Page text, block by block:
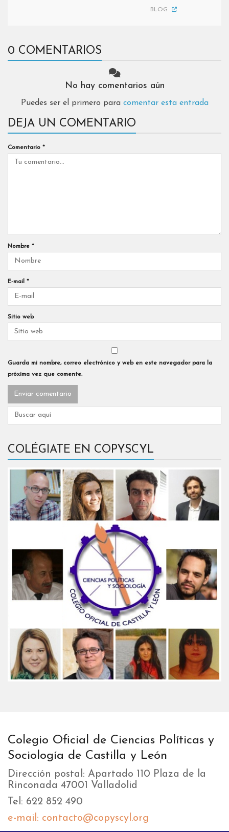
BLOG
0 COMENTARIOS
No hay comentarios aún
Puedes ser el primero para comentar esta entrada
DEJA UN COMENTARIO
Comentario *
Nombre *
E-mail *
Sitio web
Guarda mi nombre, correo electrónico y web en este navegador para la
próxima vez que comente.
COLÉGIATE EN COPYSCYL
Colegio Oficial de Ciencias Políticas y
Sociología de Castilla y León
Dirección postal: Apartado 110 Plaza de la
Rinconada 47001 Valladolid
Tel: 622 852 490
e-mail: contacto@copyscyl.org